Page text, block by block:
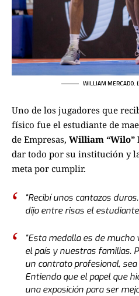
WILLIAM MERCADO.
Uno de los jugadores que
físico fue el estudiante de
de Empresas, William “Wilo”
dar todo por su institución y
meta por cumplir.
“Recibí unos cantazos
dijo entre risas el
“Esta medalla es de
el país y nuestras familias.
un contrato profesional,
Entiendo que el papel que
una exposición para ser